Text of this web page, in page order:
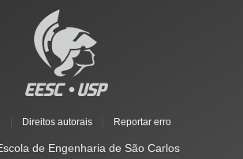
Direitos autorais Reportar erro
de Engenharia de São Carlos